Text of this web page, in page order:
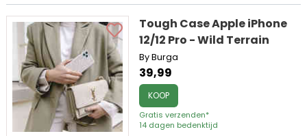
Tough Case Apple iPhone
12/12 Pro - Wild Terrain
By Burga
39,99
KOOP
Gratis verzenden*
14 dagen bedenktijd